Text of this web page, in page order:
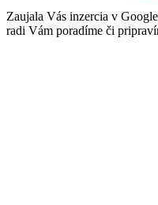
Zaujala Vás inzercia v
radi Vám poradíme či